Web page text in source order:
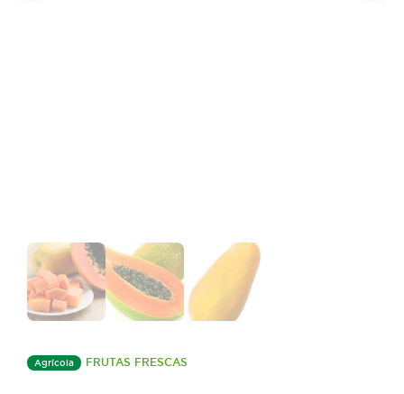
Agrícola FRUTAS FRESCAS